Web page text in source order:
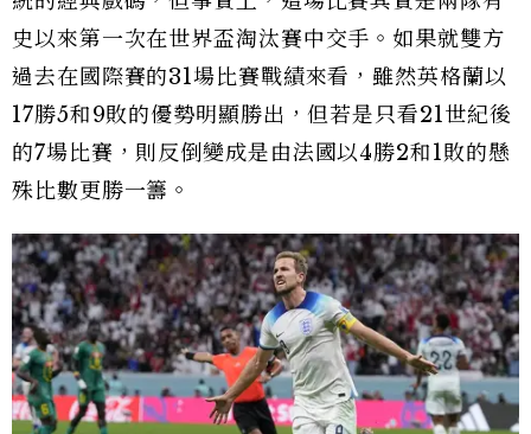
史以來第一次在世界盃淘汰賽中交手。如果就雙方
過去在國際賽的31場比賽戰績來看，雖然英格蘭以
17勝5和9敗的優勢明顯勝出，但若是只看21世紀後
的7場比賽，則反倒變成是由法國以4勝2和1敗的懸
殊比數更勝一籌。